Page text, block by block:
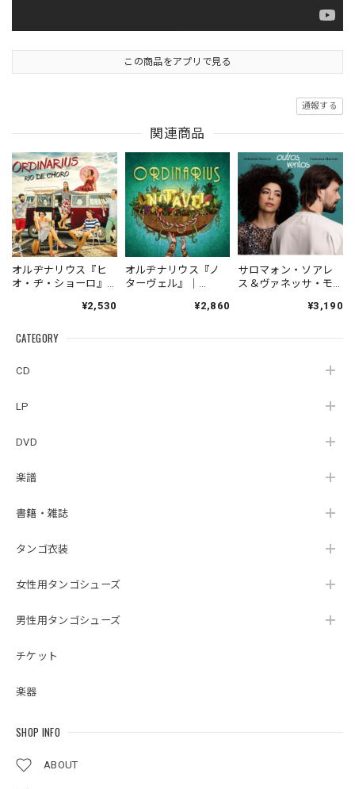
CATEGORY
CD
LP
DVD
楽譜
書籍・雑誌
タンゴ衣装
女性用タンゴシューズ
男性用タンゴシューズ
チケット
楽器
SHOP INFO
ABOUT
この商品をアプリで見る
通報する
関連商品
オルヂナリウス『ヒ
オ・ヂ・ショーロ』
DE CHORO』（IND-
_LNTBR_
¥2,530
オルヂナリウス『ノ
ターヴェル』｜
VEL』（RB-045）¥2,860
サロマォン・ソアレ
ス＆ヴァネッサ・モ
ス・ヴェントス』|
Vanessa
¥3,190